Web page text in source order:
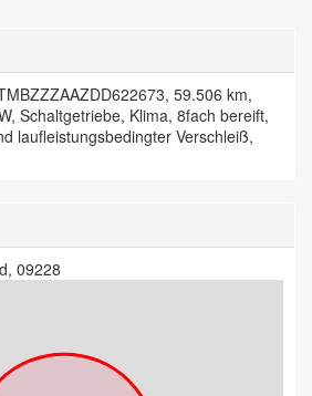
59.506 km,
Schaltgetriebe, Klima, 8fach bereift,
laufleistungsbedingter Verschleiß,
09228